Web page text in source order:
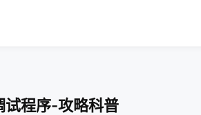
试程序-攻略科普